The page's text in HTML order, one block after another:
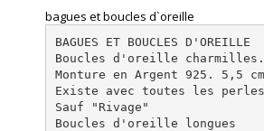
bagues et boucles d`oreille
BAGUES ET BOUCLES D'OREILLE
Boucles d'oreille charmilles.
Monture en Argent 925. 5,5
Existe avec toutes les perles
Sauf "Rivage"
Boucles d'oreille longues